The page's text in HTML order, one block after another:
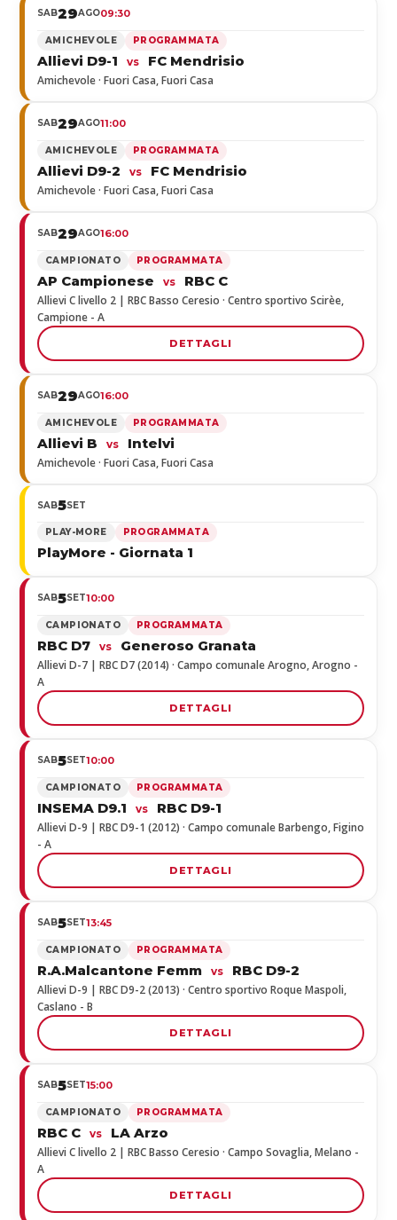
SAB29AGO09:30
AMICHEVOLE PROGRAMMATA
Allievi D9-1 vs FC Mendrisio
Amichevole · Fuori Casa, Fuori Casa
SAB29AGO11:00
AMICHEVOLE PROGRAMMATA
Allievi D9-2 vs FC Mendrisio
Amichevole · Fuori Casa, Fuori Casa
SAB29AGO16:00
CAMPIONATO PROGRAMMATA
AP Campionese vs RBC C
Allievi C livello 2 | RBC Basso Ceresio · Centro sportivo Scirèe,
Campione - A
DETTAGLI
SAB29AGO16:00
AMICHEVOLE PROGRAMMATA
Allievi B vs Intelvi
Amichevole · Fuori Casa, Fuori Casa
SAB5SET
PLAY-MORE PROGRAMMATA
PlayMore - Giornata 1
SAB5SET10:00
CAMPIONATO PROGRAMMATA
RBC D7 vs Generoso Granata
Allievi D-7 | RBC D7 (2014) · Campo comunale Arogno, Arogno -
A
DETTAGLI
SAB5SET10:00
CAMPIONATO PROGRAMMATA
INSEMA D9.1 vs RBC D9-1
Allievi D-9 | RBC D9-1 (2012) · Campo comunale Barbengo, Figino
- A
DETTAGLI
SAB5SET13:45
CAMPIONATO PROGRAMMATA
R.A.Malcantone Femm vs RBC D9-2
Allievi D-9 | RBC D9-2 (2013) · Centro sportivo Roque Maspoli,
Caslano - B
DETTAGLI
SAB5SET15:00
CAMPIONATO PROGRAMMATA
RBC C vs LA Arzo
Allievi C livello 2 | RBC Basso Ceresio · Campo Sovaglia, Melano -
A
DETTAGLI